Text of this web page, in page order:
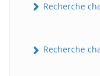
Recherche
Recherche